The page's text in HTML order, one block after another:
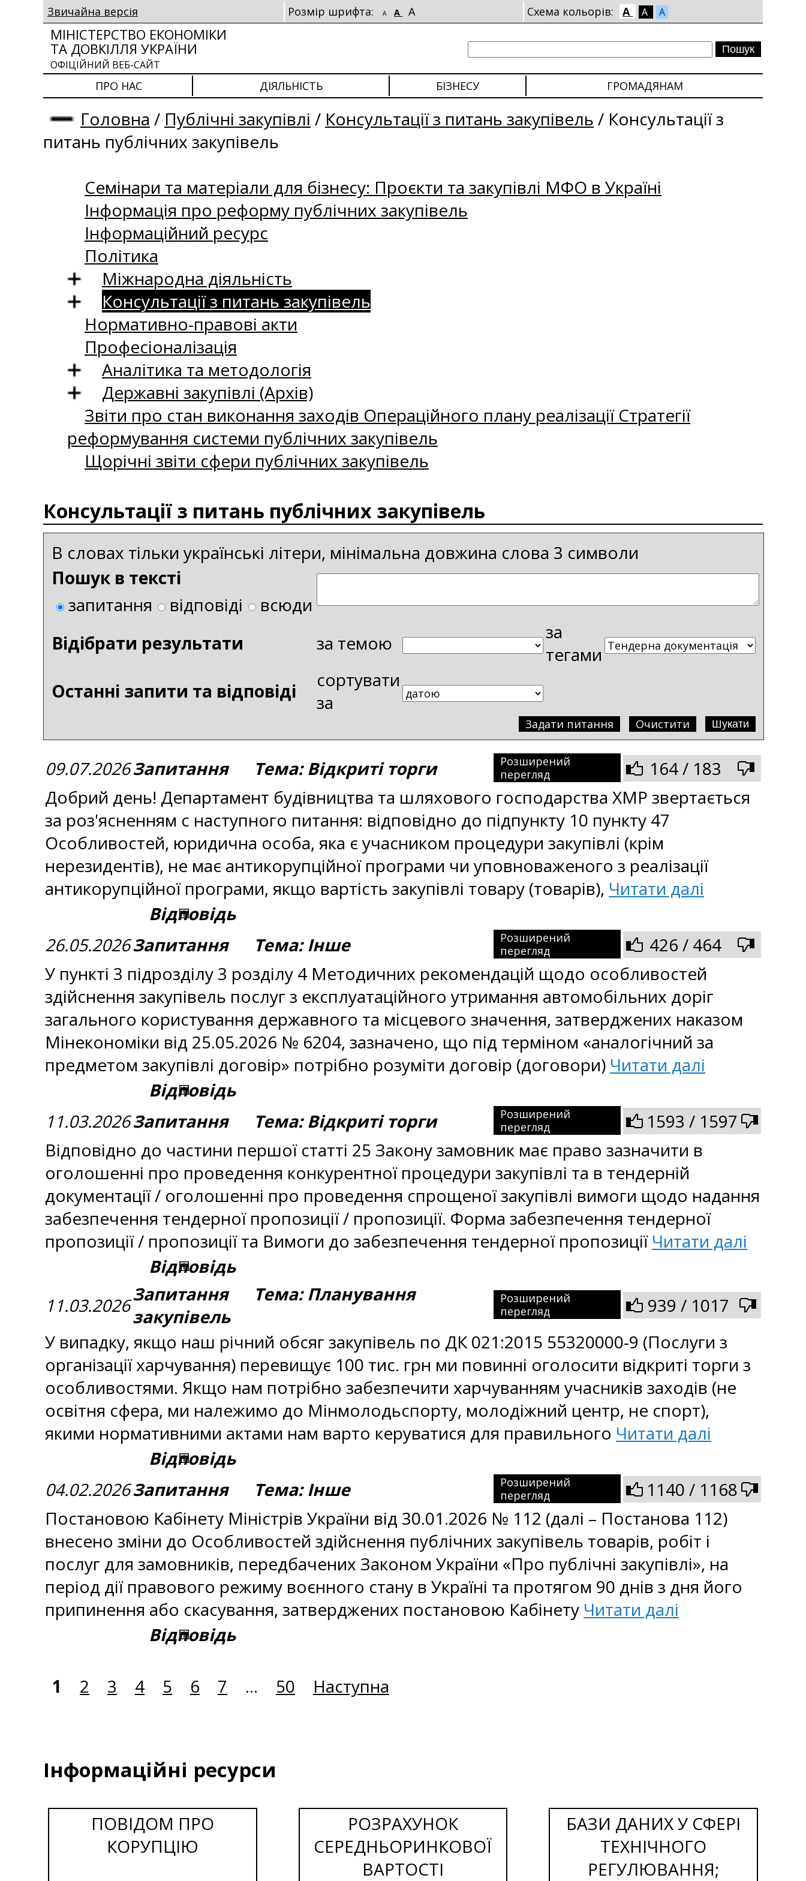
Звичайна версія Розмір шрифта: A A A Схема кольорів: A A A
МІНІСТЕРСТВО ЕКОНОМІКИ
ТА ДОВКІЛЛЯ УКРАЇНИ
ОФІЦІЙНИЙ ВЕБ-САЙТ
ПРО НАС ДІЯЛЬНІСТЬ БІЗНЕСУ ГРОМАДЯНАМ
Головна / Публічні закупівлі / Консультації з питань закупівель / Консультації з
питань публічних закупівель
Семінари та матеріали для бізнесу: Проєкти та закупівлі МФО в Україні
Інформація про реформу публічних закупівель
Інформаційний ресурс
Політика
Міжнародна діяльність
Консультації з питань закупівель
Нормативно-правові акти
Професіоналізація
Аналітика та методологія
Державні закупівлі (Архів)
Звіти про стан виконання заходів Операційного плану реалізації Стратегії
реформування системи публічних закупівель
Щорічні звіти сфери публічних закупівель
Консультації з питань публічних закупівель
В словах тільки українські літери, мінімальна довжина слова 3 символи
Пошук в тексті
запитання
відповіді
всюди
Bідібрати результати
за темою
за
тегами
Останні запити та відповіді
сортувати
за
Очистити
Задати питання
09.07.2026Запитання Тема: Відкриті торги
Розширений
перегляд
164 / 183
Добрий день! Департамент будівництва та шляхового господарства ХМР звертається
за роз'ясненням с наступного питання: відповідно до підпункту 10 пункту 47
Особливостей, юридична особа, яка є учасником процедури закупівлі (крім
нерезидентів), не має антикорупційної програми чи уповноваженого з реалізації
антикорупційної програми, якщо вартість закупівлі товару (товарів), Читати далі
Відповідь
26.05.2026Запитання Тема: Інше
Розширений
перегляд
426 / 464
У пункті 3 підрозділу 3 розділу 4 Методичних рекомендацій щодо особливостей
здійснення закупівель послуг з експлуатаційного утримання автомобільних доріг
загального користування державного та місцевого значення, затверджених наказом
Мінекономіки від 25.05.2026 № 6204, зазначено, що під терміном «аналогічний за
предметом закупівлі договір» потрібно розуміти договір (договори) Читати далі
Відповідь
11.03.2026Запитання Тема: Відкриті торги
Розширений
перегляд
1593 / 1597
Відповідно до частини першої статті 25 Закону замовник має право зазначити в
оголошенні про проведення конкурентної процедури закупівлі та в тендерній
документації / оголошенні про проведення спрощеної закупівлі вимоги щодо надання
забезпечення тендерної пропозиції / пропозиції. Форма забезпечення тендерної
пропозиції / пропозиції та Вимоги до забезпечення тендерної пропозиції Читати далі
Відповідь
11.03.2026Запитання Тема: Планування
закупівель
Розширений
перегляд
939 / 1017
У випадку, якщо наш річний обсяг закупівель по ДК 021:2015 55320000-9 (Послуги з
організації харчування) перевищує 100 тис. грн ми повинні оголосити відкриті торги з
особливостями. Якщо нам потрібно забезпечити харчуванням учасників заходів (не
освітня сфера, ми належимо до Мінмолодьспорту, молодіжний центр, не спорт),
якими нормативними актами нам варто керуватися для правильного Читати далі
Відповідь
04.02.2026Запитання Тема: Інше
Розширений
перегляд
1140 / 1168
Постановою Кабінету Міністрів України від 30.01.2026 № 112 (далі – Постанова 112)
внесено зміни до Особливостей здійснення публічних закупівель товарів, робіт і
послуг для замовників, передбачених Законом України «Про публічні закупівлі», на
період дії правового режиму воєнного стану в Україні та протягом 90 днів з дня його
припинення або скасування, затверджених постановою Кабінету Читати далі
Відповідь
1 2 3 4 5 6 7 ... 50 Наступна
Інформаційні ресурси
ПОВІДОМ ПРО
КОРУПЦІЮ
РОЗРАХУНОК
СЕРЕДНЬОРИНКОВОЇ
ВАРТОСТІ
БАЗИ ДАНИХ У СФЕРІ
ТЕХНІЧНОГО
РЕГУЛЮВАННЯ;